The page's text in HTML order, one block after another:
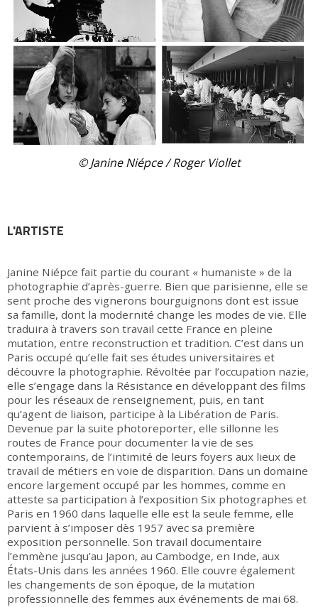
© Janine Niépce / Roger Viollet
L'ARTISTE
Janine Niépce fait partie du courant « humaniste » de la
photographie d’après-guerre. Bien que parisienne, elle se
sent proche des vignerons bourguignons dont est issue
sa famille, dont la modernité change les modes de vie. Elle
traduira à travers son travail cette France en pleine
mutation, entre reconstruction et tradition. C’est dans un
Paris occupé qu’elle fait ses études universitaires et
découvre la photographie. Révoltée par l’occupation nazie,
elle s’engage dans la Résistance en développant des films
pour les réseaux de renseignement, puis, en tant
qu’agent de liaison, participe à la Libération de Paris.
Devenue par la suite photoreporter, elle sillonne les
routes de France pour documenter la vie de ses
contemporains, de l’intimité de leurs foyers aux lieux de
travail de métiers en voie de disparition. Dans un domaine
encore largement occupé par les hommes, comme en
atteste sa participation à l’exposition Six photographes et
Paris en 1960 dans laquelle elle est la seule femme, elle
parvient à s’imposer dès 1957 avec sa première
exposition personnelle. Son travail documentaire
l’emmène jusqu’au Japon, au Cambodge, en Inde, aux
États-Unis dans les années 1960. Elle couvre également
les changements de son époque, de la mutation
professionnelle des femmes aux événements de mai 68.